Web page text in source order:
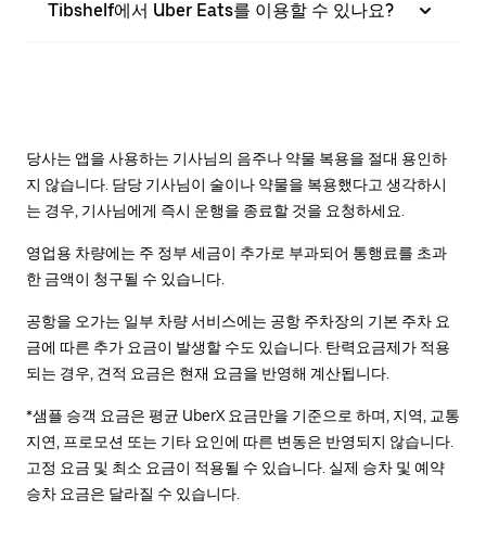
Tibshelf에서 Uber Eats를 이용할 수 있나요?
당사는 앱을 사용하는 기사님의 음주나 약물 복용을 절대 용인하
지 않습니다. 담당 기사님이 술이나 약물을 복용했다고 생각하시
는 경우, 기사님에게 즉시 운행을 종료할 것을 요청하세요.
영업용 차량에는 주 정부 세금이 추가로 부과되어 통행료를 초과
한 금액이 청구될 수 있습니다.
공항을 오가는 일부 차량 서비스에는 공항 주차장의 기본 주차 요
금에 따른 추가 요금이 발생할 수도 있습니다. 탄력요금제가 적용
되는 경우, 견적 요금은 현재 요금을 반영해 계산됩니다.
*샘플 승객 요금은 평균 UberX 요금만을 기준으로 하며, 지역, 교통
지연, 프로모션 또는 기타 요인에 따른 변동은 반영되지 않습니다.
고정 요금 및 최소 요금이 적용될 수 있습니다. 실제 승차 및 예약
승차 요금은 달라질 수 있습니다.